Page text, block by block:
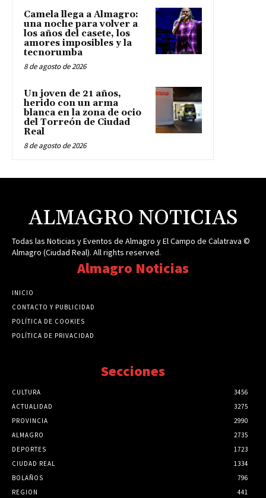
Camela llega a Almagro:
una noche para volver a
los años del casete, los
amores imposibles y la
tecnorumba
8 de agosto de 2026
Un joven de 21 años,
herido con un arma
blanca en la zona de ocio
del Torreón de Ciudad
Real
8 de agosto de 2026
ALMAGRO NOTICIAS
Todas las Noticias y Eventos de Almagro y El Campo de Calatrava ©
Almagro (Ciudad Real). All rights reserved.
Almagro Noticias
INICIO
CONTACTO Y PUBLICIDAD
POLÍTICA DE COOKIES
POLÍTICA DE PRIVACIDAD
Secciones
CULTURA
3456
ACTUALIDAD
3275
PROVINCIA
2990
ALMAGRO
2735
DEPORTES
1723
CIUDAD REAL
1334
BOLAÑOS
796
REGION
441